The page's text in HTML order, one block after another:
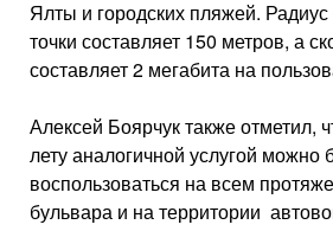
Ялты и городских пляжей.
точки составляет 150 метров, а
составляет 2 мегабита на
Алексей Боярчук также отметил,
лету аналогичной услугой можно
воспользоваться на всем
бульвара и на территории